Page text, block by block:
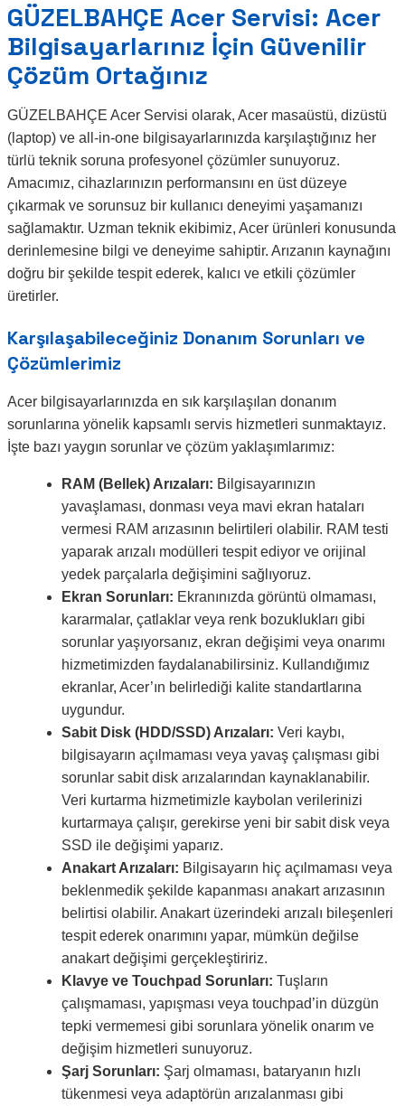
GÜZELBAHÇE Acer Servisi: Acer
Bilgisayarlarınız İçin Güvenilir
Çözüm Ortağınız
GÜZELBAHÇE Acer Servisi olarak, Acer masaüstü, dizüstü
(laptop) ve all-in-one bilgisayarlarınızda karşılaştığınız her
türlü teknik soruna profesyonel çözümler sunuyoruz.
Amacımız, cihazlarınızın performansını en üst düzeye
çıkarmak ve sorunsuz bir kullanıcı deneyimi yaşamanızı
sağlamaktır. Uzman teknik ekibimiz, Acer ürünleri konusunda
derinlemesine bilgi ve deneyime sahiptir. Arızanın kaynağını
doğru bir şekilde tespit ederek, kalıcı ve etkili çözümler
üretirler.
Karşılaşabileceğiniz Donanım Sorunları ve
Çözümlerimiz
Acer bilgisayarlarınızda en sık karşılaşılan donanım
sorunlarına yönelik kapsamlı servis hizmetleri sunmaktayız.
İşte bazı yaygın sorunlar ve çözüm yaklaşımlarımız:
RAM (Bellek) Arızaları: Bilgisayarınızın
yavaşlaması, donması veya mavi ekran hataları
vermesi RAM arızasının belirtileri olabilir. RAM testi
yaparak arızalı modülleri tespit ediyor ve orijinal
yedek parçalarla değişimini sağlıyoruz.
Ekran Sorunları: Ekranınızda görüntü olmaması,
kararmalar, çatlaklar veya renk bozuklukları gibi
sorunlar yaşıyorsanız, ekran değişimi veya onarımı
hizmetimizden faydalanabilirsiniz. Kullandığımız
ekranlar, Acer’ın belirlediği kalite standartlarına
uygundur.
Sabit Disk (HDD/SSD) Arızaları: Veri kaybı,
bilgisayarın açılmaması veya yavaş çalışması gibi
sorunlar sabit disk arızalarından kaynaklanabilir.
Veri kurtarma hizmetimizle kaybolan verilerinizi
kurtarmaya çalışır, gerekirse yeni bir sabit disk veya
SSD ile değişimi yaparız.
Anakart Arızaları: Bilgisayarın hiç açılmaması veya
beklenmedik şekilde kapanması anakart arızasının
belirtisi olabilir. Anakart üzerindeki arızalı bileşenleri
tespit ederek onarımını yapar, mümkün değilse
anakart değişimi gerçekleştiririz.
Klavye ve Touchpad Sorunları: Tuşların
çalışmaması, yapışması veya touchpad’in düzgün
tepki vermemesi gibi sorunlara yönelik onarım ve
değişim hizmetleri sunuyoruz.
Şarj Sorunları: Şarj olmaması, bataryanın hızlı
tükenmesi veya adaptörün arızalanması gibi